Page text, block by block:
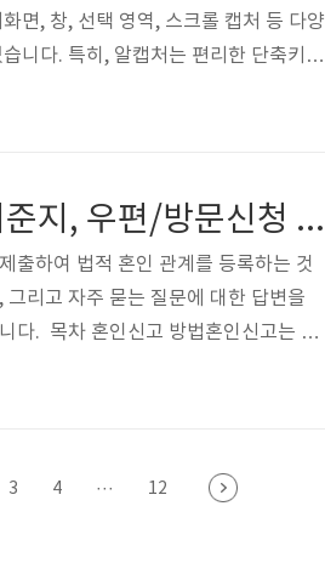
면, 창, 선택 영역, 스크롤 캡처 등 다양
니다. 특히, 알캡처는 편리한 단축키
용자 인터페이스를 통해 초보자도 쉽
혼인신고 하는방법 - 증인, 등록기준지, 우편/방문신청 가능, 정부24x
출하여 법적 혼인 관계를 등록하는 것
리고 자주 묻는 질문에 대한 답변을
다. 목차 혼인신고 방법혼인신고는 정
하며, 방문신청 시 한 명만 방문하더
:혼인신고서: 시/군/구청 또는 읍/면/동
3 4 ··· 12